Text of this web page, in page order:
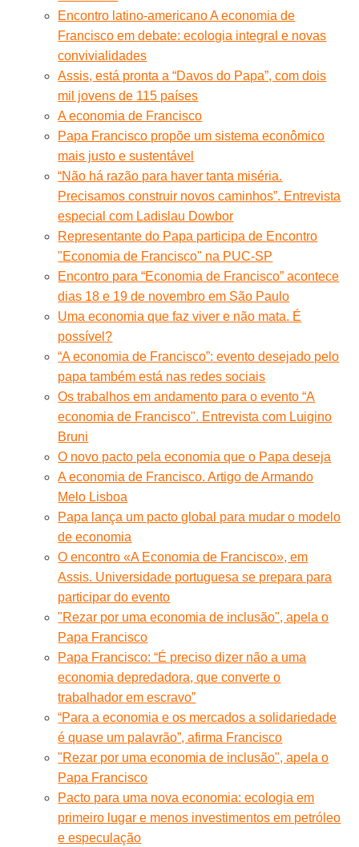
Encontro latino-americano A economia de
Francisco em debate: ecologia integral e novas
convivialidades
Assis, está pronta a “Davos do Papa”, com dois
mil jovens de 115 países
A economia de Francisco
Papa Francisco propõe um sistema econômico
mais justo e sustentável
“Não há razão para haver tanta miséria.
Precisamos construir novos caminhos”. Entrevista
especial com Ladislau Dowbor
Representante do Papa participa de Encontro
"Economia de Francisco" na PUC-SP
Encontro para “Economia de Francisco” acontece
dias 18 e 19 de novembro em São Paulo
Uma economia que faz viver e não mata. É
possível?
“A economia de Francisco”: evento desejado pelo
papa também está nas redes sociais
Os trabalhos em andamento para o evento “A
economia de Francisco". Entrevista com Luigino
Bruni
O novo pacto pela economia que o Papa deseja
A economia de Francisco. Artigo de Armando
Melo Lisboa
Papa lança um pacto global para mudar o modelo
de economia
O encontro «A Economia de Francisco», em
Assis. Universidade portuguesa se prepara para
participar do evento
"Rezar por uma economia de inclusão", apela o
Papa Francisco
Papa Francisco: “É preciso dizer não a uma
economia depredadora, que converte o
trabalhador em escravo”
“Para a economia e os mercados a solidariedade
é quase um palavrão”, afirma Francisco
"Rezar por uma economia de inclusão", apela o
Papa Francisco
Pacto para uma nova economia: ecologia em
primeiro lugar e menos investimentos em petróleo
e especulação